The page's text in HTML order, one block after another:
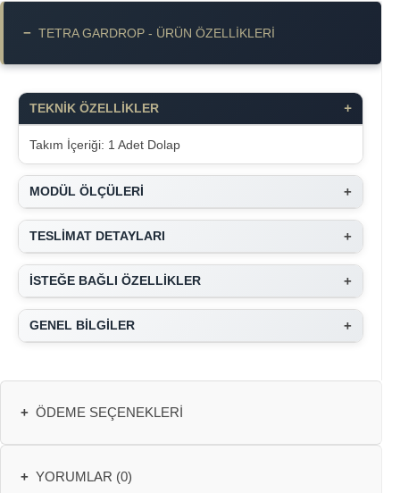
− TETRA GARDROP - ÜRÜN ÖZELLIKLERI
TEKNİK ÖZELLİKLER +
Takım İçeriği: 1 Adet Dolap
MODÜL ÖLÇÜLERİ +
TESLİMAT DETAYLARI +
İSTEĞE BAĞLI ÖZELLİKLER +
GENEL BİLGİLER +
+ ÖDEME SEÇENEKLERI
+ YORUMLAR (0)